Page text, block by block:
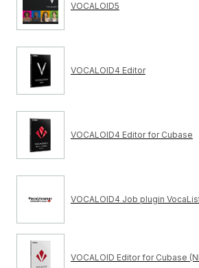
VOCALOID5
VOCALOID4 Editor
VOCALOID4 Editor for Cubase
VOCALOID4 Job plugin
VOCALOID Editor for Cubase